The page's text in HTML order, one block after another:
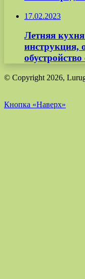
17.02.2023
Летняя
инструкция,
© Copyright 2026,
Кнопка «Наверх»